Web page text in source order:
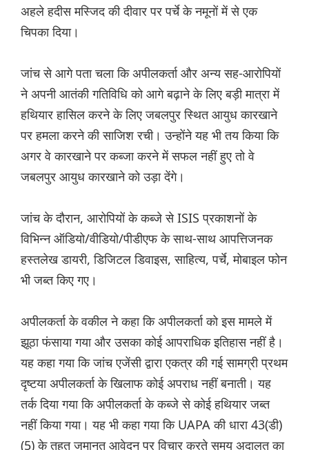
अहले हदीस मस्जिद की दीवार पर पर्चे के नमूनों में से एक
चिपका दिया।
जांच से आगे पता चला कि अपीलकर्ता और अन्य सह-आरोपियों
ने अपनी आतंकी गतिविधि को आगे बढ़ाने के लिए बड़ी मात्रा में
हथियार हासिल करने के लिए जबलपुर स्थित आयुध कारखाने
पर हमला करने की साजिश रची। उन्होंने यह भी तय किया कि
अगर वे कारखाने पर कब्जा करने में सफल नहीं हुए तो वे
जबलपुर आयुध कारखाने को उड़ा देंगे।
जांच के दौरान, आरोपियों के कब्जे से ISIS प्रकाशनों के
विभिन्न ऑडियो/वीडियो/पीडीएफ के साथ-साथ आपत्तिजनक
हस्तलेख डायरी, डिजिटल डिवाइस, साहित्य, पर्चे, मोबाइल फोन
भी जब्त किए गए।
अपीलकर्ता के वकील ने कहा कि अपीलकर्ता को इस मामले में
झूठा फंसाया गया और उसका कोई आपराधिक इतिहास नहीं है।
यह कहा गया कि जांच एजेंसी द्वारा एकत्र की गई सामग्री प्रथम
दृष्टया अपीलकर्ता के खिलाफ कोई अपराध नहीं बनाती। यह
तर्क दिया गया कि अपीलकर्ता के कब्जे से कोई हथियार जब्त
नहीं किया गया। यह भी कहा गया कि UAPA की धारा 43(डी)
(5) के तहत जमानत आवेदन पर विचार करते समय अदालत का